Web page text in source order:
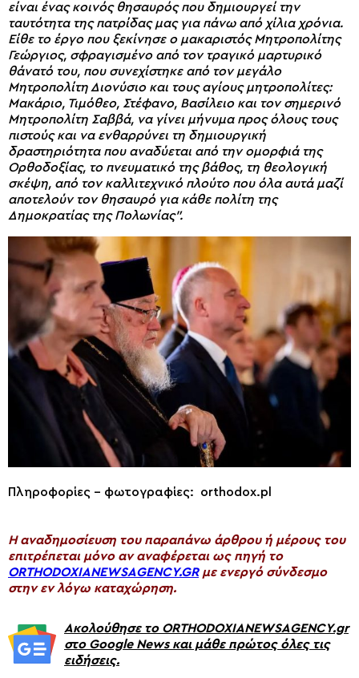
είναι ένας κοινός θησαυρός που δημιουργεί την
ταυτότητα της πατρίδας μας για πάνω από χίλια χρόνια.
Είθε το έργο που ξεκίνησε ο μακαριστός Μητροπολίτης
Γεώργιος, σφραγισμένο από τον τραγικό μαρτυρικό
θάνατό του, που συνεχίστηκε από τον μεγάλο
Μητροπολίτη Διονύσιο και τους αγίους μητροπολίτες:
Μακάριο, Τιμόθεο, Στέφανο, Βασίλειο και τον σημερινό
Μητροπολίτη Σαββά, να γίνει μήνυμα προς όλους τους
πιστούς και να ενθαρρύνει τη δημιουργική
δραστηριότητα που αναδύεται από την ομορφιά της
Ορθοδοξίας, το πνευματικό της βάθος, τη θεολογική
σκέψη, από τον καλλιτεχνικό πλούτο που όλα αυτά μαζί
αποτελούν τον θησαυρό για κάθε πολίτη της
Δημοκρατίας της Πολωνίας”.
Πληροφορίες – φωτογραφίες: orthodox.pl
H αναδημοσίευση του παραπάνω άρθρου ή μέρους του
επιτρέπεται μόνο αν αναφέρεται ως πηγή το
ORTHODOXIANEWSAGENCY.GRμε ενεργό σύνδεσμο
στην εν λόγω καταχώρηση.
Ακολούθησε το ORTHODOXIANEWSAGENCY.gr
στο Google News και μάθε πρώτος όλες τις
ειδήσεις.